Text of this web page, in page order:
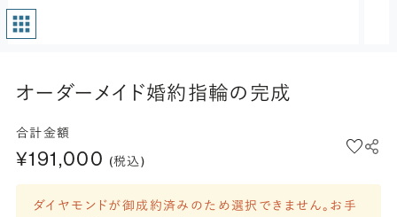
オーダーメイド婚約指輪の完成
合計金額
¥191,000 (税込)
ダイヤモンドが御成約済みのため選択できません。お手